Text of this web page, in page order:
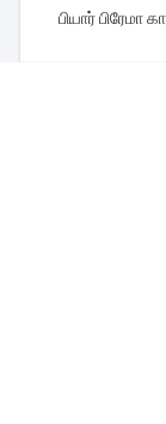
பியார் பிரேமா